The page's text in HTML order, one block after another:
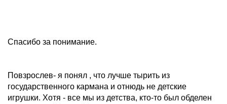
Спасибо за понимание.
Повзрослев- я понял , что лучше тырить из
государственного кармана и отнюдь не детские
игрушки. Хотя - все мы из детства, кто-то был обделен